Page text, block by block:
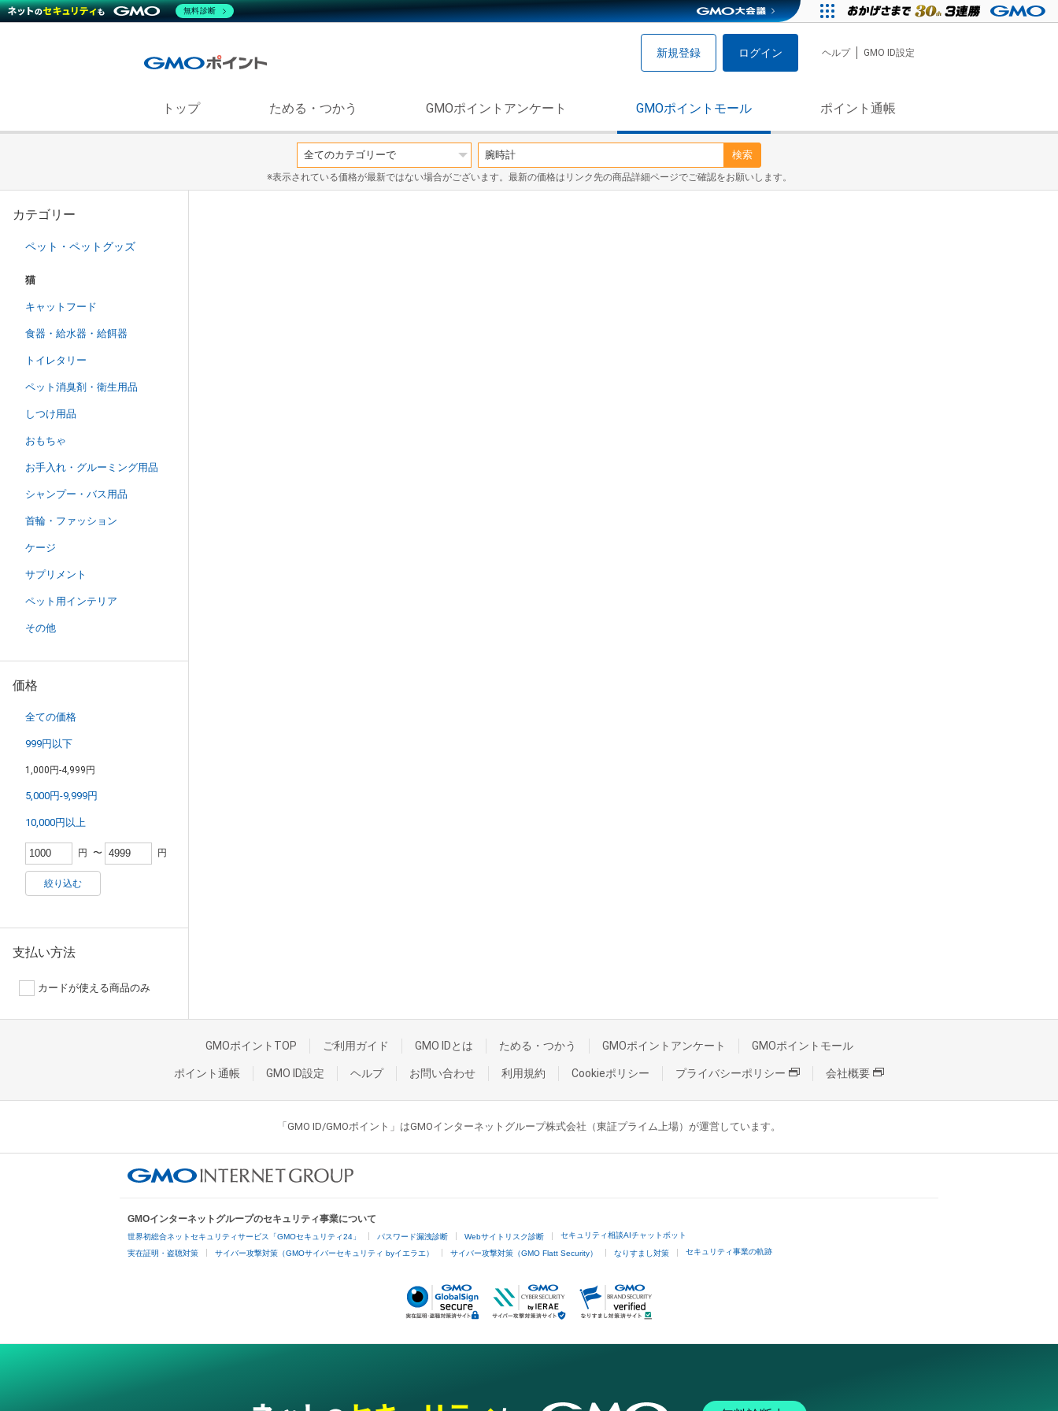
新規登録 ログイン ヘルプ GMO ID設定
トップ ためる・つかう GMOポイントアンケート GMOポイントモール ポイント通帳
検索
※表示されている価格が最新ではない場合がございます。最新の価格はリンク先の商品詳細ページでご確認をお願いします。
カテゴリー
ペット・ペットグッズ
猫
キャットフード
食器・給水器・給餌器
トイレタリー
ペット消臭剤・衛生用品
しつけ用品
おもちゃ
お手入れ・グルーミング用品
シャンプー・バス用品
首輪・ファッション
ケージ
サプリメント
ペット用インテリア
その他
価格
全ての価格
999円以下
1,000円-4,999円
5,000円-9,999円
10,000円以上
円 〜 円
絞り込む
支払い方法
カードが使える商品のみ
GMOポイントTOP ご利用ガイド GMO IDとは ためる・つかう GMOポイントアンケート GMOポイントモール
ポイント通帳 GMO ID設定 ヘルプ お問い合わせ 利用規約 Cookieポリシー プライバシーポリシー 会社概要
「GMO ID/GMOポイント」はGMOインターネットグループ株式会社（東証プライム上場）が運営しています。
GMOインターネットグループのセキュリティ事業について
世界初総合ネットセキュリティサービス「GMOセキュリティ24」 パスワード漏洩診断 Webサイトリスク診断 セキュリティ相談AIチャットボット
実在証明・盗聴対策 サイバー攻撃対策（GMOサイバーセキュリティ byイエラエ） サイバー攻撃対策（GMO Flatt Security） なりすまし対策 セキュリティ事業の軌跡
無料診断